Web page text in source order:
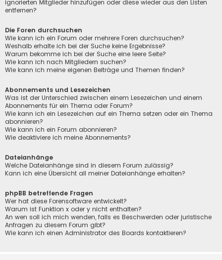
ignorierten Mitglieder hinzufügen oder diese wieder aus den Listen
entfernen?
Die Foren durchsuchen
Wie kann ich ein Forum oder mehrere Foren durchsuchen?
Weshalb erhalte ich bei der Suche keine Ergebnisse?
Warum bekomme ich bei der Suche eine leere Seite?
Wie kann ich nach Mitgliedern suchen?
Wie kann ich meine eigenen Beiträge und Themen finden?
Abonnements und Lesezeichen
Was ist der Unterschied zwischen einem Lesezeichen und einem
Abonnements für ein Thema oder Forum?
Wie kann ich ein Lesezeichen auf ein Thema setzen oder ein Thema
abonnieren?
Wie kann ich ein Forum abonnieren?
Wie deaktiviere ich meine Abonnements?
Dateianhänge
Welche Dateianhänge sind in diesem Forum zulässig?
Kann ich eine Übersicht all meiner Dateianhänge erhalten?
phpBB betreffende Fragen
Wer hat diese Forensoftware entwickelt?
Warum ist Funktion x oder y nicht enthalten?
An wen soll ich mich wenden, falls es Beschwerden oder juristische
Anfragen zu diesem Forum gibt?
Wie kann ich einen Administrator des Boards kontaktieren?